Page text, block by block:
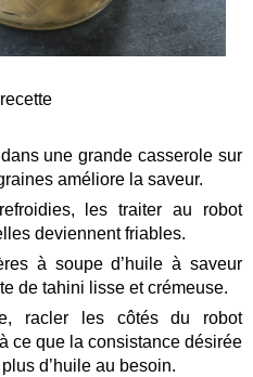
une grande casserole sur
améliore la saveur.
les traiter au robot
deviennent friables.
à soupe d’huile à saveur
de tahini lisse et crémeuse.
racler les côtés du robot
ce que la consistance désirée
d’huile au besoin.